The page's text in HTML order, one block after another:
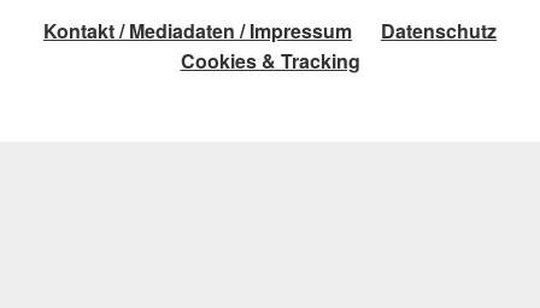
Kontakt / Mediadaten / Impressum
Datenschutz
Cookies & Tracking